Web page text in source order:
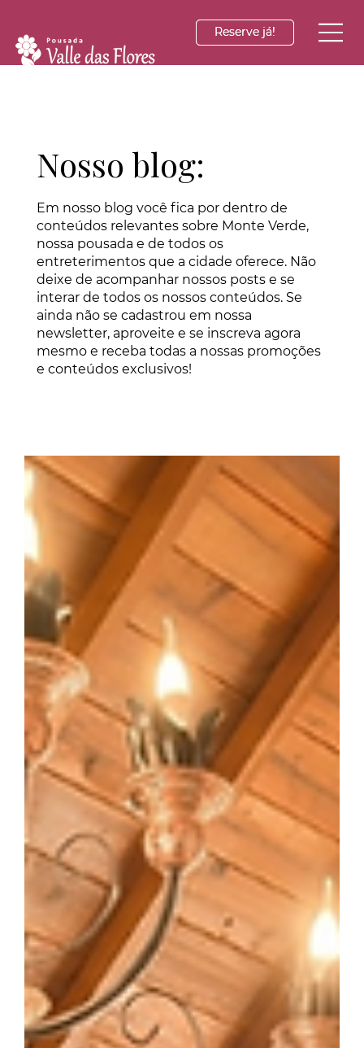
Reserve já!
Reserve já!
Nosso blog:
Em nosso blog você fica por dentro de
conteúdos relevantes sobre Monte Verde,
nossa pousada e de todos os
entreterimentos que a cidade oferece. Não
deixe de acompanhar nossos posts e se
interar de todos os nossos conteúdos. Se
ainda não se cadastrou em nossa
newsletter, aproveite e se inscreva agora
mesmo e receba todas a nossas promoções
e conteúdos exclusivos!